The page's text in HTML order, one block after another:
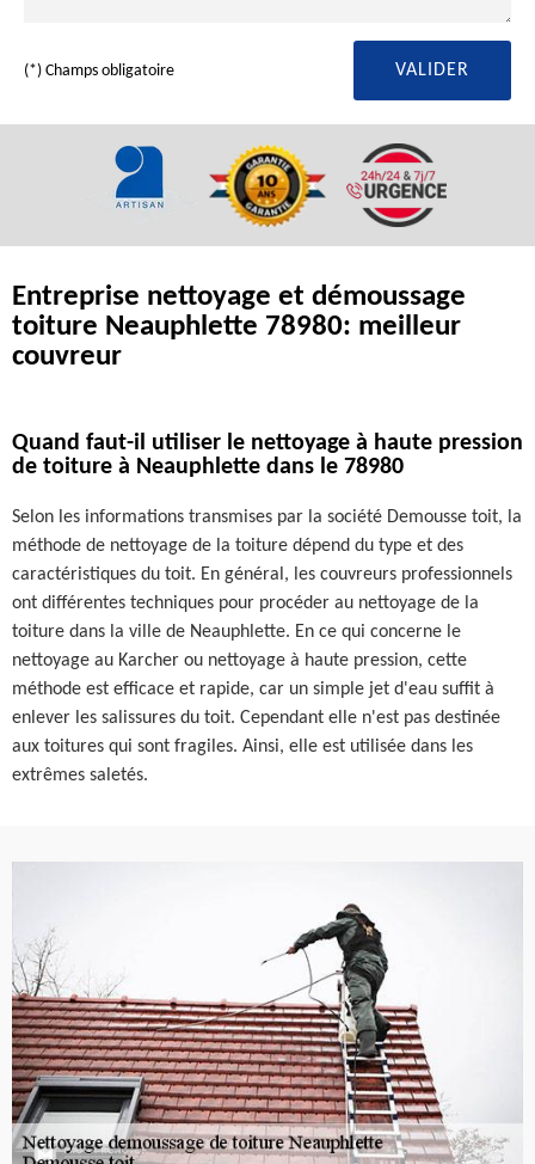
(*) Champs obligatoire
Entreprise nettoyage et démoussage
toiture Neauphlette 78980: meilleur
couvreur
Quand faut-il utiliser le nettoyage à haute pression
de toiture à Neauphlette dans le 78980
Selon les informations transmises par la société Demousse toit, la
méthode de nettoyage de la toiture dépend du type et des
caractéristiques du toit. En général, les couvreurs professionnels
ont différentes techniques pour procéder au nettoyage de la
toiture dans la ville de Neauphlette. En ce qui concerne le
nettoyage au Karcher ou nettoyage à haute pression, cette
méthode est efficace et rapide, car un simple jet d'eau suffit à
enlever les salissures du toit. Cependant elle n'est pas destinée
aux toitures qui sont fragiles. Ainsi, elle est utilisée dans les
extrêmes saletés.